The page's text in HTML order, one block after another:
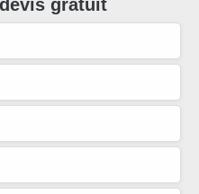
gratuit